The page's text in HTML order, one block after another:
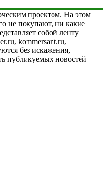
проектом. На этом
не покупают, ни какие
собой ленту
kommersant.ru,
без искажения,
публикуемых новостей